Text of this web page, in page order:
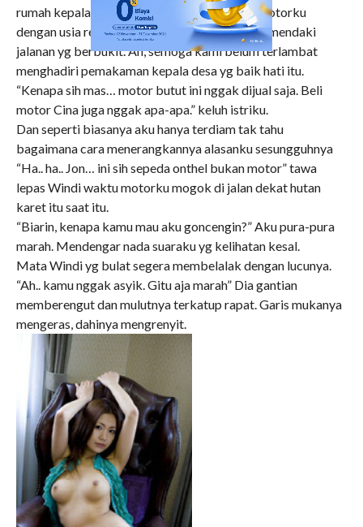
rumah kepala desa tempatku dulu KKN dan motorku
dengan usia rentanya nampak terpatah-patah mendaki
jalanan yg berbukit. Ah, semoga kami belum terlambat
menghadiri pemakaman kepala desa yg baik hati itu.
“Kenapa sih mas… motor butut ini nggak dijual saja. Beli
motor Cina juga nggak apa-apa.” keluh istriku.
Dan seperti biasanya aku hanya terdiam tak tahu
bagaimana cara menerangkannya alasanku sesungguhnya
“Ha.. ha.. Jon… ini sih sepeda onthel bukan motor” tawa
lepas Windi waktu motorku mogok di jalan dekat hutan
karet itu saat itu.
“Biarin, kenapa kamu mau aku goncengin?” Aku pura-pura
marah. Mendengar nada suaraku yg kelihatan kesal.
Mata Windi yg bulat segera membelalak dengan lucunya.
“Ah.. kamu nggak asyik. Gitu aja marah” Dia gantian
memberengut dan mulutnya terkatup rapat. Garis mukanya
mengeras, dahinya mengrenyit.